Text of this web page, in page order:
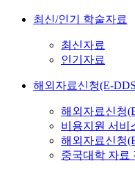
최신/인기 학술자료
최신자료
인기자료
해외자료신청(E-
해외자료신청
비용지원 서비
해외자료신청
중국대학 자료